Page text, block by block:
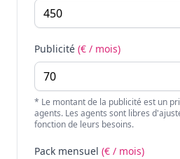
Publicité (€ / mois)
* Le montant de la publicité est un
agents. Les agents sont libres
fonction de leurs besoins.
Pack mensuel (€ / mois)